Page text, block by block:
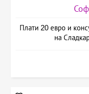
Плати 20 евро и
на